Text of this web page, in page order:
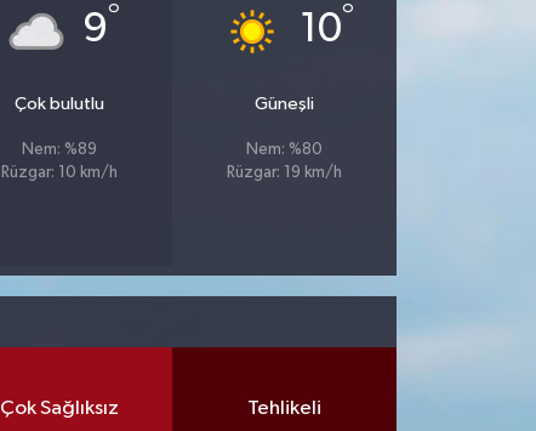
9°
Çok bulutlu
Nem: %89
Rüzgar: 10 km/h
10°
Güneşli
Nem: %80
Rüzgar: 19 km/h
Çok Sağlıksız Tehlikeli